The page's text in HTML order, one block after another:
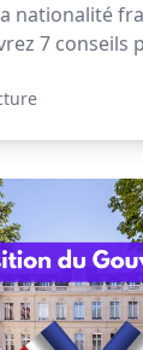
nationalité
7 conseils
aux